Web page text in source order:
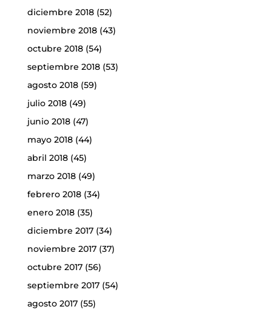
diciembre 2018(52)
noviembre 2018(43)
octubre 2018(54)
septiembre 2018(53)
agosto 2018(59)
julio 2018(49)
junio 2018(47)
mayo 2018(44)
abril 2018(45)
marzo 2018(49)
febrero 2018(34)
enero 2018(35)
diciembre 2017(34)
noviembre 2017(37)
octubre 2017(56)
septiembre 2017(54)
agosto 2017(55)